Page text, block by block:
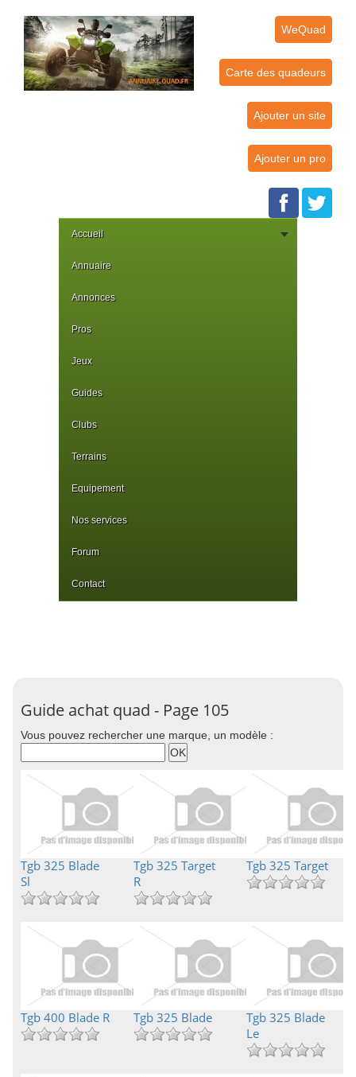
WeQuad
Carte des quadeurs
Ajouter un site
Ajouter un pro
Accueil
Annuaire
Annonces
Pros
Jeux
Guides
Clubs
Terrains
Equipement
Nos services
Forum
Contact
Guide achat quad - Page 105
Vous pouvez rechercher une marque, un modèle :
Tgb 325 Blade
Sl
Tgb 325 Target
R
Tgb 325 Target
Tgb 400 Blade R Tgb 325 Blade
Tgb 325 Blade
Le